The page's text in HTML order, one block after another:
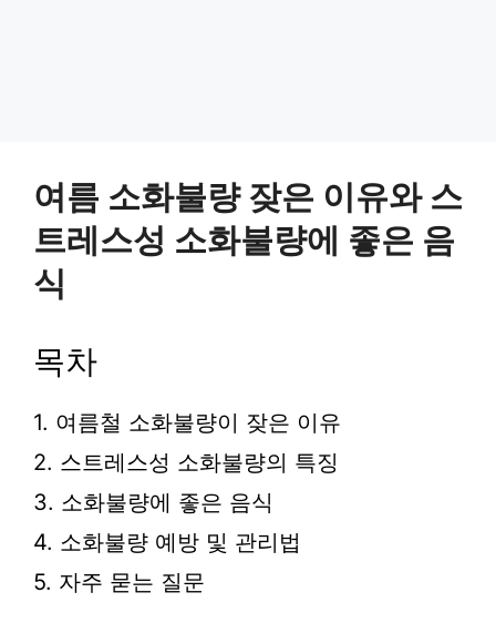
여름 소화불량 잦은 이유와 스
트레스성 소화불량에 좋은 음
식
목차
1. 여름철 소화불량이 잦은 이유
2. 스트레스성 소화불량의 특징
3. 소화불량에 좋은 음식
4. 소화불량 예방 및 관리법
5. 자주 묻는 질문